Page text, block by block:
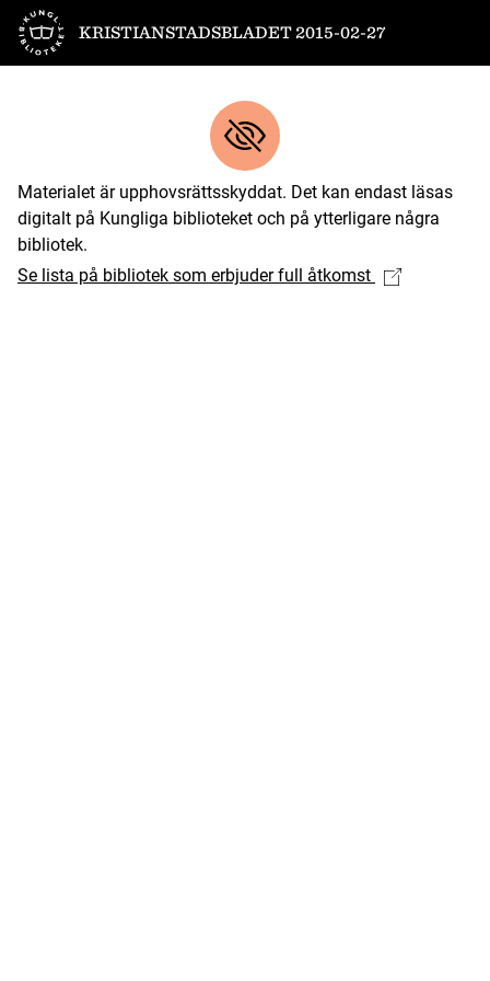
Till startsidan
KRISTIANSTADSBLADET 2015-02-27
Materialet är upphovsrättsskyddat. Det kan endast läsas
digitalt på Kungliga biblioteket och på ytterligare några
bibliotek.
Se lista på bibliotek som erbjuder full åtkomst